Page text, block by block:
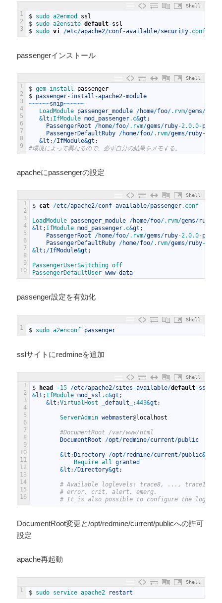
Shell
1
2
3
$ sudo a2enmod ssl
$ sudo a2ensite default-ssl
$ sudo vi /etc/apache2/conf-available/security.conf
passengerインストール
Shell
1
2
3
4
5
6
7
8
9
$ gem install passenger
$ passenger-install -apache2-module
~~~~~~snip~~~~~~
LoadModule passenger_module /home/foo/.rvm/gems/
&lt ; IfModule mod_passenger.c&gt ;
PassengerRoot
/home/foo/.rvm/gems/ruby-2.0.0-p481
PassengerDefaultRuby /home/foo/.rvm/gems/ruby-
&lt ; /IfModule&gt ;
#環境によって異なるので、必ず自分の結果をメモする。
apacheにpassengerの設定
Shell
1
2
3
4
5
6
7
8
9
10
$ cat /etc/apache2/conf-available/passenger.conf
LoadModule passenger_module /home/foo/.rvm/gems/ruby
&lt ; IfModule mod_passenger.c&gt ;
PassengerRoot
/home/foo/.rvm/gems/ruby-2.0.0-p481
PassengerDefaultRuby /home/foo/.rvm/gems/ruby-
&lt ; /IfModule&gt ;
PassengerUserSwitching off
PassengerDefaultUser www-data
passenger設定を有効化
Shell
1 $ sudo a2enconf passenger
sslサイトにredmineを追加
Shell
1
2
3
4
5
6
7
8
9
10
11
12
13
14
15
16
$ head -15 /etc/apache2/sites -available/default-ssl
&lt ; IfModule mod_ssl .c&gt ;
&lt ;VirtualHost _default_ :443&gt ;
ServerAdmin webmaster@localhost
#DocumentRoot /var/www/html
DocumentRoot
/opt/redmine/current/public
&lt ;Directory /opt/redmine/current/public&
Require all granted
&lt ; /Directory&gt ;
# Available loglevels: trace8, ..., trace1,
# error, crit, alert, emerg.
# It is also possible to configure the
DocumentRoot変更と/opt/redmine/current/publicへの許可
設定
apache再起動
Shell
1 $ sudo service apache2 restart